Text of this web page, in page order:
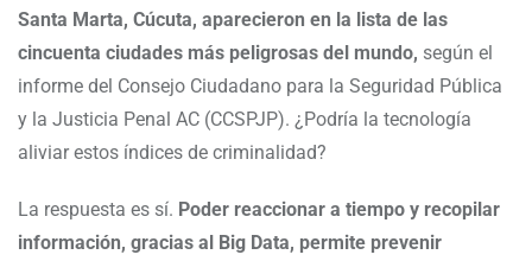
Santa Marta, Cúcuta, aparecieron en la lista de las
cincuenta ciudades más peligrosas del mundo, según el
informe del Consejo Ciudadano para la Seguridad Pública
y la Justicia Penal AC (CCSPJP). ¿Podría la tecnología
aliviar estos índices de criminalidad?
La respuesta es sí. Poder reaccionar a tiempo y recopilar
información, gracias al Big Data, permite prevenir